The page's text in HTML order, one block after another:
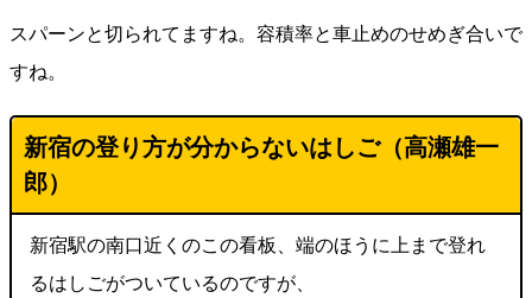
スパーンと切られてますね。容積率と車止めのせめぎ合いで
すね。
新宿の登り方が分からないはしご（高瀬雄一
郎）
新宿駅の南口近くのこの看板、端のほうに上まで登れ
るはしごがついているのですが、